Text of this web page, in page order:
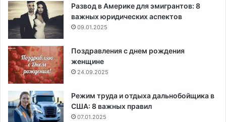
Развод в Америке для эмигрантов: 8
важных юридических аспектов
09.01.2025
Поздравления с днем рождения
женщине
24.09.2025
Режим труда и отдыха дальнобойщика в
США: 8 важных правил
07.01.2025